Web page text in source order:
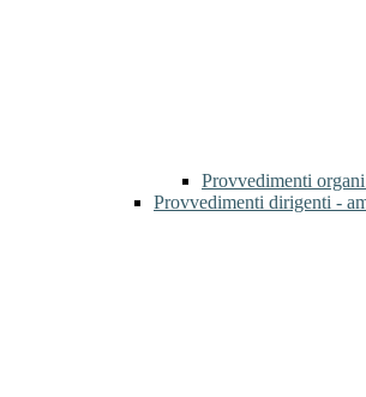
Provvedimenti
Provvedimenti dirigenti -